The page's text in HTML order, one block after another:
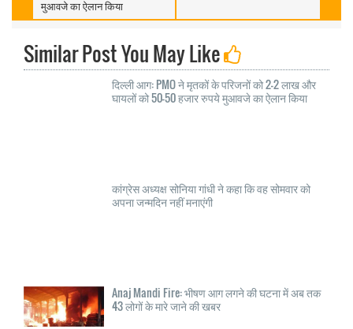
मुआवजे का ऐलान किया
Similar Post You May Like
दिल्ली आग: PMO ने मृतकों के परिजनों को 2-2 लाख और
घायलों को 50-50 हजार रुपये मुआवजे का ऐलान किया
कांग्रेस अध्यक्ष सोनिया गांधी ने कहा कि वह सोमवार को
अपना जन्मदिन नहीं मनाएंगी
Anaj Mandi Fire: भीषण आग लगने की घटना में अब तक
43 लोगों के मारे जाने की खबर